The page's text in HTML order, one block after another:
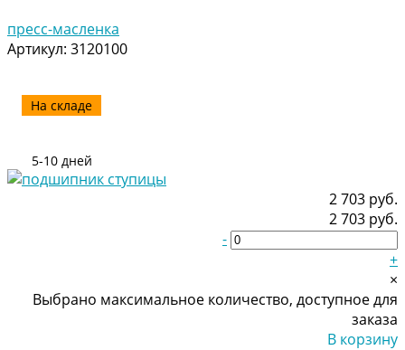
2 703 руб.
2 703 руб.
-
+
×
Выбрано максимальное количество, доступное для
заказа
В корзину
пресс-масленка
Артикул: 3120100
На складе
5-10 дней